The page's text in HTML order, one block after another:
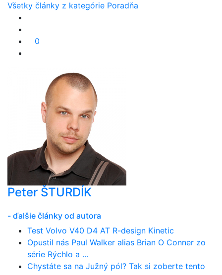
Všetky články z kategórie Poradňa
0
Peter ŠTURDÍK
- ďalšie články od autora
Test Volvo V40 D4 AT R-design Kinetic
Opustil nás Paul Walker alias Brian O Conner zo
série Rýchlo a ...
Chystáte sa na Južný pól? Tak si zoberte tento